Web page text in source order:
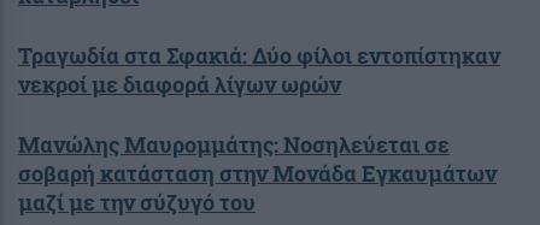
Τραγωδία στα Σφακιά: Δύο φίλοι εντοπίστηκαν
νεκροί με διαφορά λίγων ωρών
Μανώλης Μαυρομμάτης: Νοσηλεύεται σε
σοβαρή κατάσταση στην Μονάδα Εγκαυμάτων
μαζί με την σύζυγό του